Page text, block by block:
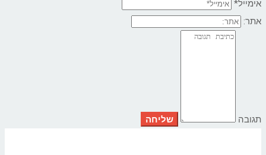
אימייל*
אתר:
תגובה